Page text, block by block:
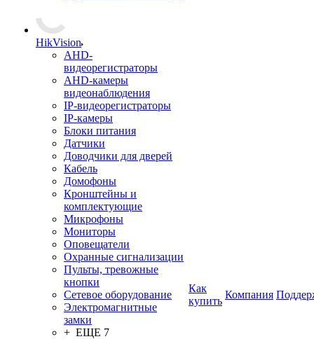
HikVision
AHD-
видеорегистраторы
AHD-камеры
видеонаблюдения
IP-видеорегистраторы
IP-камеры
Блоки питания
Датчики
Доводчики для дверей
Кабель
Домофоны
Кронштейны и
комплектующие
Микрофоны
Мониторы
Оповещатели
Охранные сигнализации
Пульты, тревожные
кнопки
Сетевое оборудование
Электромагнитные
замки
+ ЕЩЕ 7
Как
купить
Компания